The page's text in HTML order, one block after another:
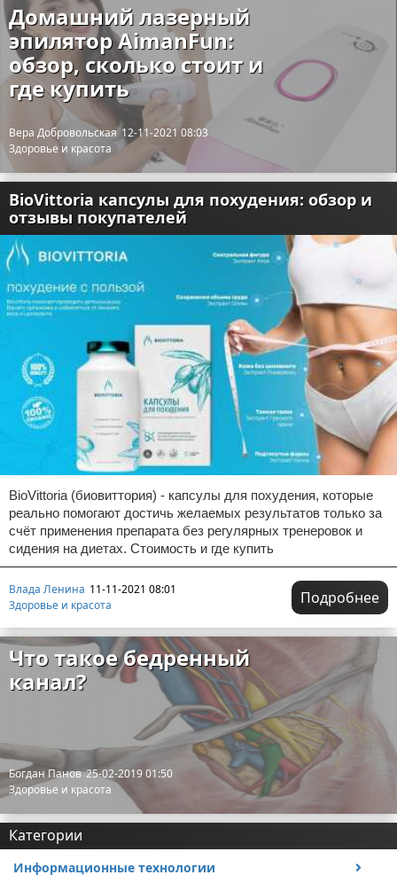
Домашний лазерный
эпилятор AimanFun:
обзор, сколько стоит и
где купить
Вера Добровольская 12-11-2021 08:03
Здоровье и красота
BioVittoria капсулы для похудения: обзор и
отзывы покупателей
BioVittoria (биовиттория) - капсулы для похудения, которые
реально помогают достичь желаемых результатов только за
счёт применения препарата без регулярных тренеровок и
сидения на диетах. Стоимость и где купить
Влада Ленина 11-11-2021 08:01
Здоровье и красота
Подробнее
Что такое бедренный
канал?
Богдан Панов 25-02-2019 01:50
Здоровье и красота
Категории
Информационные технологии